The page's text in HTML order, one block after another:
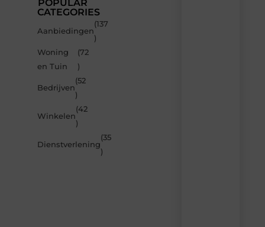
POPULAR
CATEGORIES
Aanbiedingen
(137
)
Woning
en Tuin
(72
)
Bedrijven
(52
)
Winkelen
(42
)
Dienstverlening
(35
)